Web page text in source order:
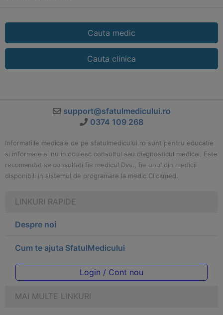
Cauta medic
Cauta clinica
support@sfatulmedicului.ro
0374 109 268
Informatiile medicale de pe sfatulmedicului.ro sunt pentru educatie
si informare si nu inlocuiesc consultul sau diagnosticul medical. Este
recomandat sa consultati fie medicul Dvs., fie unul din medicii
disponibili in sistemul de programare la medic Clickmed.
LINKURI RAPIDE
Despre noi
Cum te ajuta SfatulMedicului
Login / Cont nou
MAI MULTE LINKURI